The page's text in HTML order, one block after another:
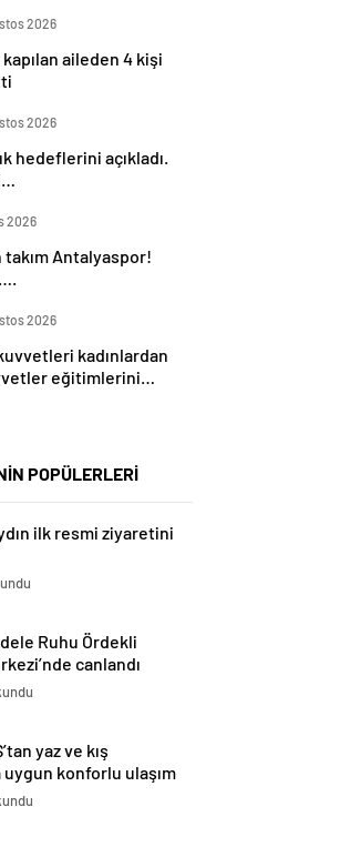
2026
aileden 4 kişi
2026
hedeflerini açıkladı.
2026
takım Antalyaspor!
2026
kadınlardan
eğitimlerini
POPÜLERLERİ
ilk resmi ziyaretini
Ruhu Ördekli
canlandı
yaz ve kış
uygun konforlu ulaşım